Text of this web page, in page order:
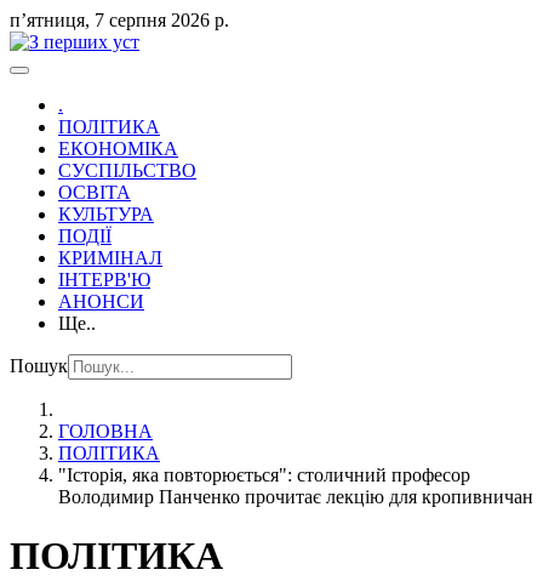
пʼятниця, 7 серпня 2026 р.
.
ПОЛІТИКА
ЕКОНОМІКА
СУСПІЛЬСТВО
ОСВІТА
КУЛЬТУРА
ПОДІЇ
КРИМІНАЛ
ІНТЕРВ'Ю
АНОНСИ
Ще..
Пошук
ГОЛОВНА
ПОЛІТИКА
"Історія, яка повторюється": столичний професор
Володимир Панченко прочитає лекцію для кропивничан
ПОЛІТИКА